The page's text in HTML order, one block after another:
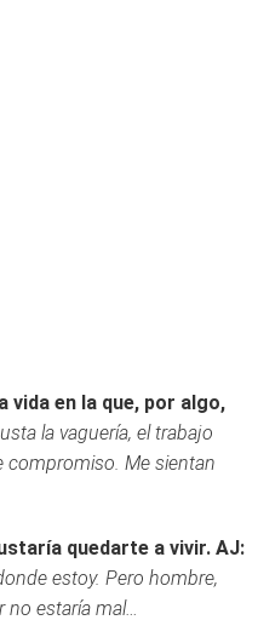
vida en la que, por algo,
la vaguería, el trabajo
compromiso. Me sientan
quedarte a vivir. AJ:
estoy. Pero hombre,
no estaría mal…